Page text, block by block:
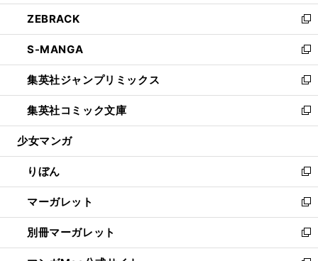
開
く
ウ
で
開
く
ン
ド
ウ
で
開
く
ウ
ィ
ン
ド
ウ
で
開
く
し
い
ウ
ィ
ン
ド
ウ
で
開
ZEBRACK
新
し
い
ウ
ィ
ン
ド
ウ
開
く
S-MANGA
新
し
い
ウ
ィ
ン
ウ
で
開
く
集英社ジャンプリミックス
新
し
い
ウ
ン
ド
ウ
で
開
く
集英社コミック文庫
新
し
ウ
ィ
ン
ド
ウ
で
開
少女マンガ
りぼん
新
し
い
ウ
ィ
ン
マーガレット
新
し
い
ウ
別冊マーガレット
新
し